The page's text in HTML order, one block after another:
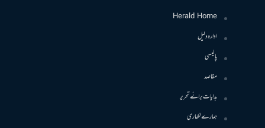
Herald Home
ادارہ دلیل
پالیسی
مقاصد
ہدایات برائے تحریر
ہمارے لکھاری